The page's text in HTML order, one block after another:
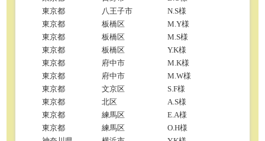
東京都
八王子市
N.S様
東京都
板橋区
M.Y様
東京都
板橋区
M.S様
東京都
板橋区
Y.K様
東京都
府中市
M.K様
東京都
府中市
M.W様
東京都
文京区
S.F様
東京都
北区
A.S様
東京都
練馬区
E.A様
東京都
練馬区
O.H様